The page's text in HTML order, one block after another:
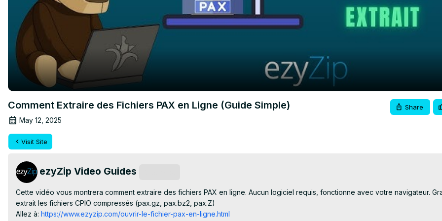
Comment Extraire des Fichiers PAX en Ligne (Guide Simple)
May 12, 2025
Share
Visit Site
ezyZip Video Guides
Cette vidéo vous montrera comment extraire des fichiers PAX en ligne. Aucun logiciel requis, fonctionne avec votre navigateur.
extrait les fichiers CPIO compressés (pax.gz, pax.bz2, pax.Z)
Allez à: https://www.ezyzip.com/ouvrir-le-fichier-pax-en-ligne.html